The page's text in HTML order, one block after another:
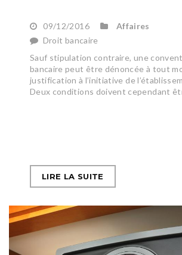
09/12/2016
Affaires
Droit bancaire
Sauf stipulation contraire, une
bancaire peut être dénoncée à tout
justification à l’initiative de
Deux conditions doivent cependant
LIRE LA SUITE